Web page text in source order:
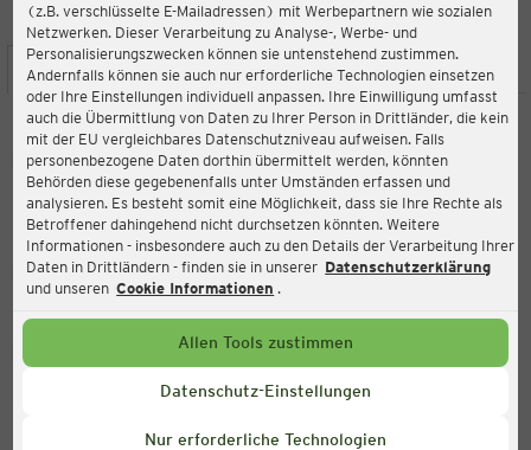
(z.B. verschlüsselte E-Mailadressen) mit Werbepartnern wie sozialen
Netzwerken. Dieser Verarbeitung zu Analyse-, Werbe- und
Personalisierungszwecken können sie untenstehend zustimmen.
Andernfalls können sie auch nur erforderliche Technologien einsetzen
oder Ihre Einstellungen individuell anpassen. Ihre Einwilligung umfasst
auch die Übermittlung von Daten zu Ihrer Person in Drittländer, die kein
mit der EU vergleichbares Datenschutzniveau aufweisen. Falls
personenbezogene Daten dorthin übermittelt werden, könnten
Behörden diese gegebenenfalls unter Umständen erfassen und
analysieren. Es besteht somit eine Möglichkeit, dass sie Ihre Rechte als
Betroffener dahingehend nicht durchsetzen könnten. Weitere
Informationen - insbesondere auch zu den Details der Verarbeitung Ihrer
Daten in Drittländern - finden sie in unserer Datenschutzerklärung
und unseren Cookie Informationen .
Allen Tools zustimmen
Datenschutz-Einstellungen
Nur erforderliche Technologien
4,5
Bewertung:
STANDORT SERVICES SORTIMENT AKTIONEN
Ernsting's family
Lübecker Str. 102-108, 39124 Magdeburg
Aktuell:
Geschlossen
Service Hotline
+49 (0) 2546 / 98 999 98